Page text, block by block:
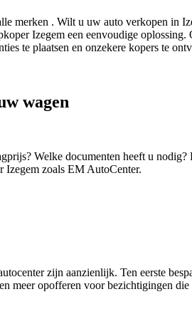
merken . Wilt u uw auto verkopen in
Izegem een eenvoudige
te plaatsen en onzekere kopers te
wagen
Welke documenten heeft u
zoals EM AutoCenter.
zijn aanzienlijk. Ten eerste
meer opofferen voor bezichtigingen